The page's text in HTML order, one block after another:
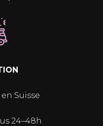
Suisse
24–48h